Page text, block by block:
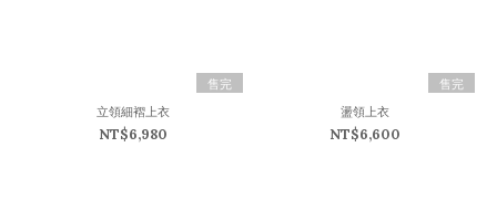
售完
立領細褶上衣
NT$6,980
售完
盪領上衣
NT$6,600